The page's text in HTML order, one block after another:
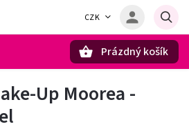
CZK
Prázdný košík
Up Moorea -